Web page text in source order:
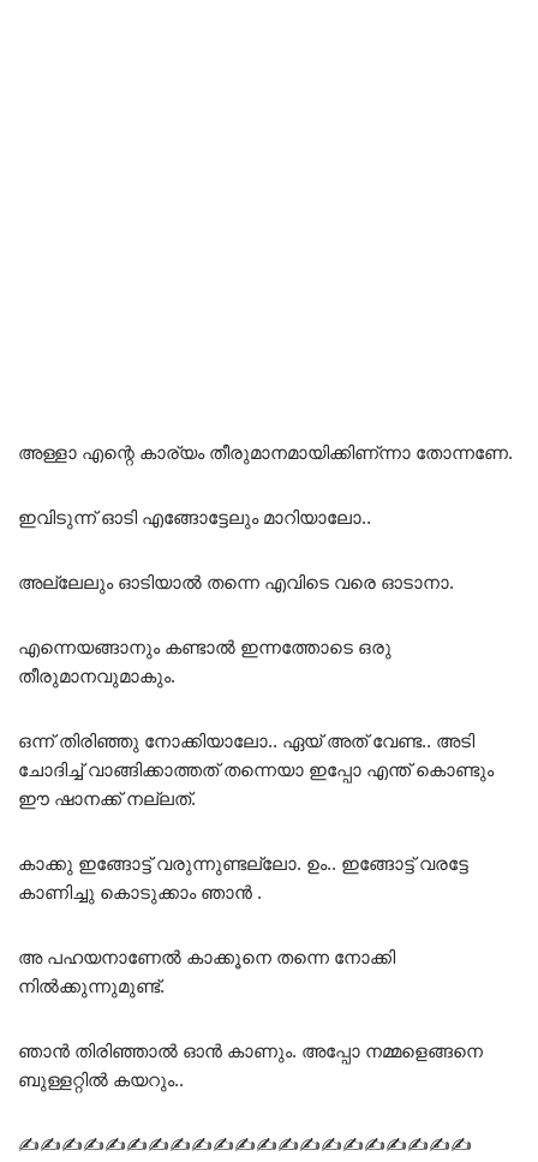
അള്ളാ എന്റെ കാര്യം തീരുമാനമായിക്കിണ്ന്നാ തോന്നണേ.
ഇവിടുന്ന് ഓടി എങ്ങോട്ടേലും മാറിയാലോ..
അല്ലേലും ഓടിയാൽ തന്നെ എവിടെ വരെ ഓടാനാ.
എന്നെയങ്ങാനും കണ്ടാൽ ഇന്നത്തോടെ ഒരു
തീരുമാനവുമാകും.
ഒന്ന് തിരിഞ്ഞു നോക്കിയാലോ.. ഏയ് അത് വേണ്ട.. അടി
ചോദിച്ച് വാങ്ങിക്കാത്തത് തന്നെയാ ഇപ്പോ എന്ത് കൊണ്ടും
ഈ ഷാനക്ക് നല്ലത്.
കാക്കു ഇങ്ങോട്ട് വരുന്നുണ്ടല്ലോ. ഉം.. ഇങ്ങോട്ട് വരട്ടേ
കാണിച്ചു കൊടുക്കാം ഞാൻ .
അ പഹയനാണേൽ കാക്കൂനെ തന്നെ നോക്കി
നിൽക്കുന്നുമുണ്ട്.
ഞാൻ തിരിഞ്ഞാൽ ഓൻ കാണും. അപ്പോ നമ്മളെങ്ങനെ
ബുള്ളറ്റിൽ കയറും..
✍✍✍✍✍✍✍✍✍✍✍✍✍✍✍✍✍✍✍✍✍